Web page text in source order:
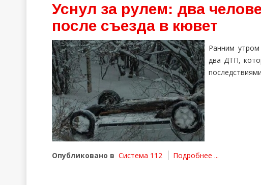
Уснул за рулем: два
после съезда в кювет
Ранним
два ДТП,
Опубликовано в Система 112 Подробнее ...